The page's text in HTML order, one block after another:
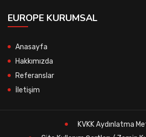
EUROPE KURUMSAL
Anasayfa
Hakkımızda
Referanslar
İletişim
KVKK Aydınlatma